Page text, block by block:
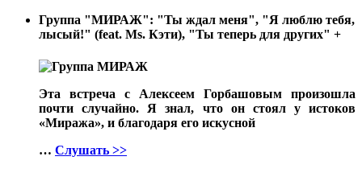
Группа "МИРАЖ": "Ты ждал меня", "Я люблю тебя,
лысый!" (feat. Ms. Кэти), "Ты теперь для других" +
Эта встреча с Алексеем Горбашовым произошла
почти случайно. Я знал, что он стоял у истоков
«Миража», и благодаря его искусной
… Слушать >>